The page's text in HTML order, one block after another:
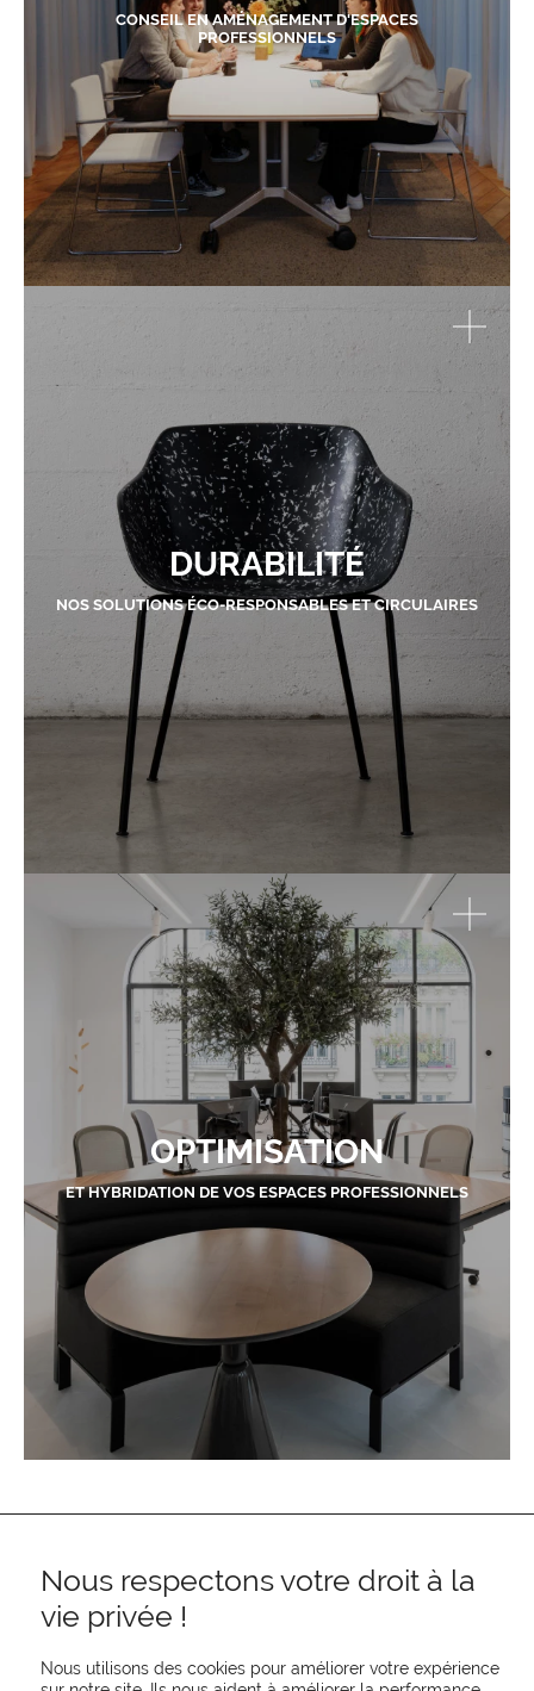
CONSEIL EN AMÉNAGEMENT D'ESPACES
PROFESSIONNELS
DURABILITÉ
NOS SOLUTIONS ÉCO-RESPONSABLES ET CIRCULAIRES
OPTIMISATION
ET HYBRIDATION DE VOS ESPACES PROFESSIONNELS
Nous respectons votre droit à la
vie privée !
Nous utilisons des cookies pour améliorer votre expérience